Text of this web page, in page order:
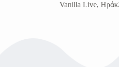
Vanilla Live,